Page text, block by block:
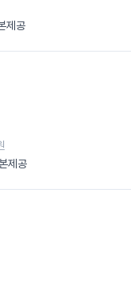
제공
제공